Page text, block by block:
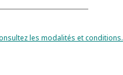
les modalités et conditions.